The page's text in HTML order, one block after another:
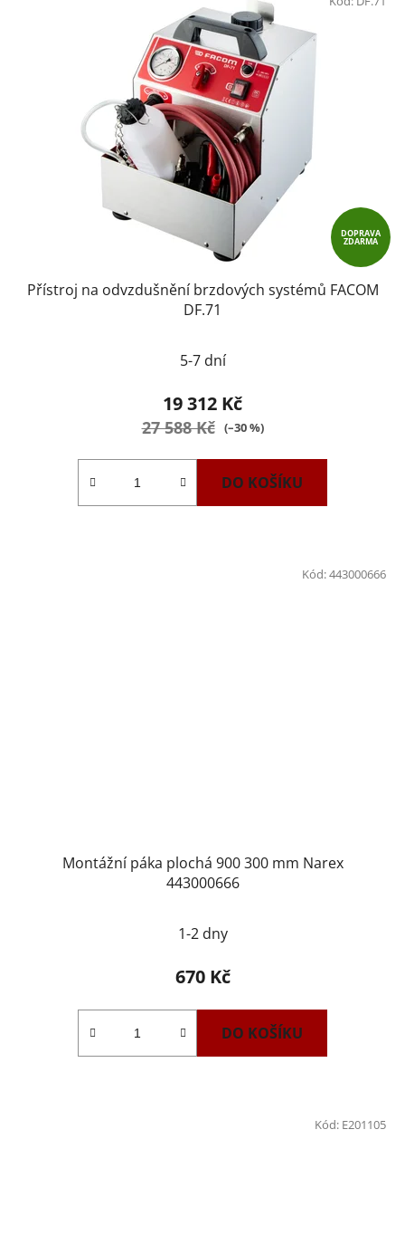
DOPRAVA
ZDARMA
Přístroj na odvzdušnění brzdových systémů FACOM
DF.71
5-7 dní
19 312 Kč
27 588 Kč (–30 %)
DO KOŠÍKU
Montážní páka plochá 900 300 mm Narex
443000666
1-2 dny
670 Kč
DO KOŠÍKU
Kód:443000666
Kód: E201105